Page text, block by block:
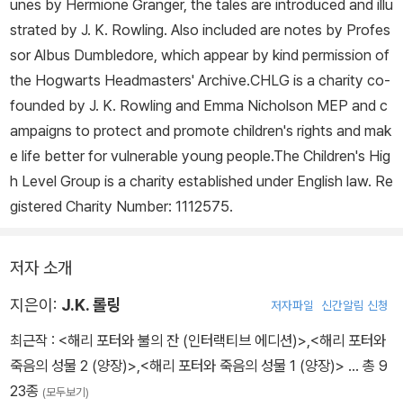
unes by Hermione Granger, the tales are introduced and illu
strated by J. K. Rowling. Also included are notes by Profes
sor Albus Dumbledore, which appear by kind permission of
the Hogwarts Headmasters' Archive.CHLG is a charity co-
founded by J. K. Rowling and Emma Nicholson MEP and c
ampaigns to protect and promote children's rights and mak
e life better for vulnerable young people.The Children's Hig
h Level Group is a charity established under English law. Re
gistered Charity Number: 1112575.
저자 소개
지은이: J.K. 롤링 저자파일 신간알림 신청
최근작 : <해리 포터와 불의 잔 (인터랙티브 에디션)>,<해리 포터와
죽음의 성물 2 (양장)>,<해리 포터와 죽음의 성물 1 (양장)> … 총 9
23종 (모두보기)